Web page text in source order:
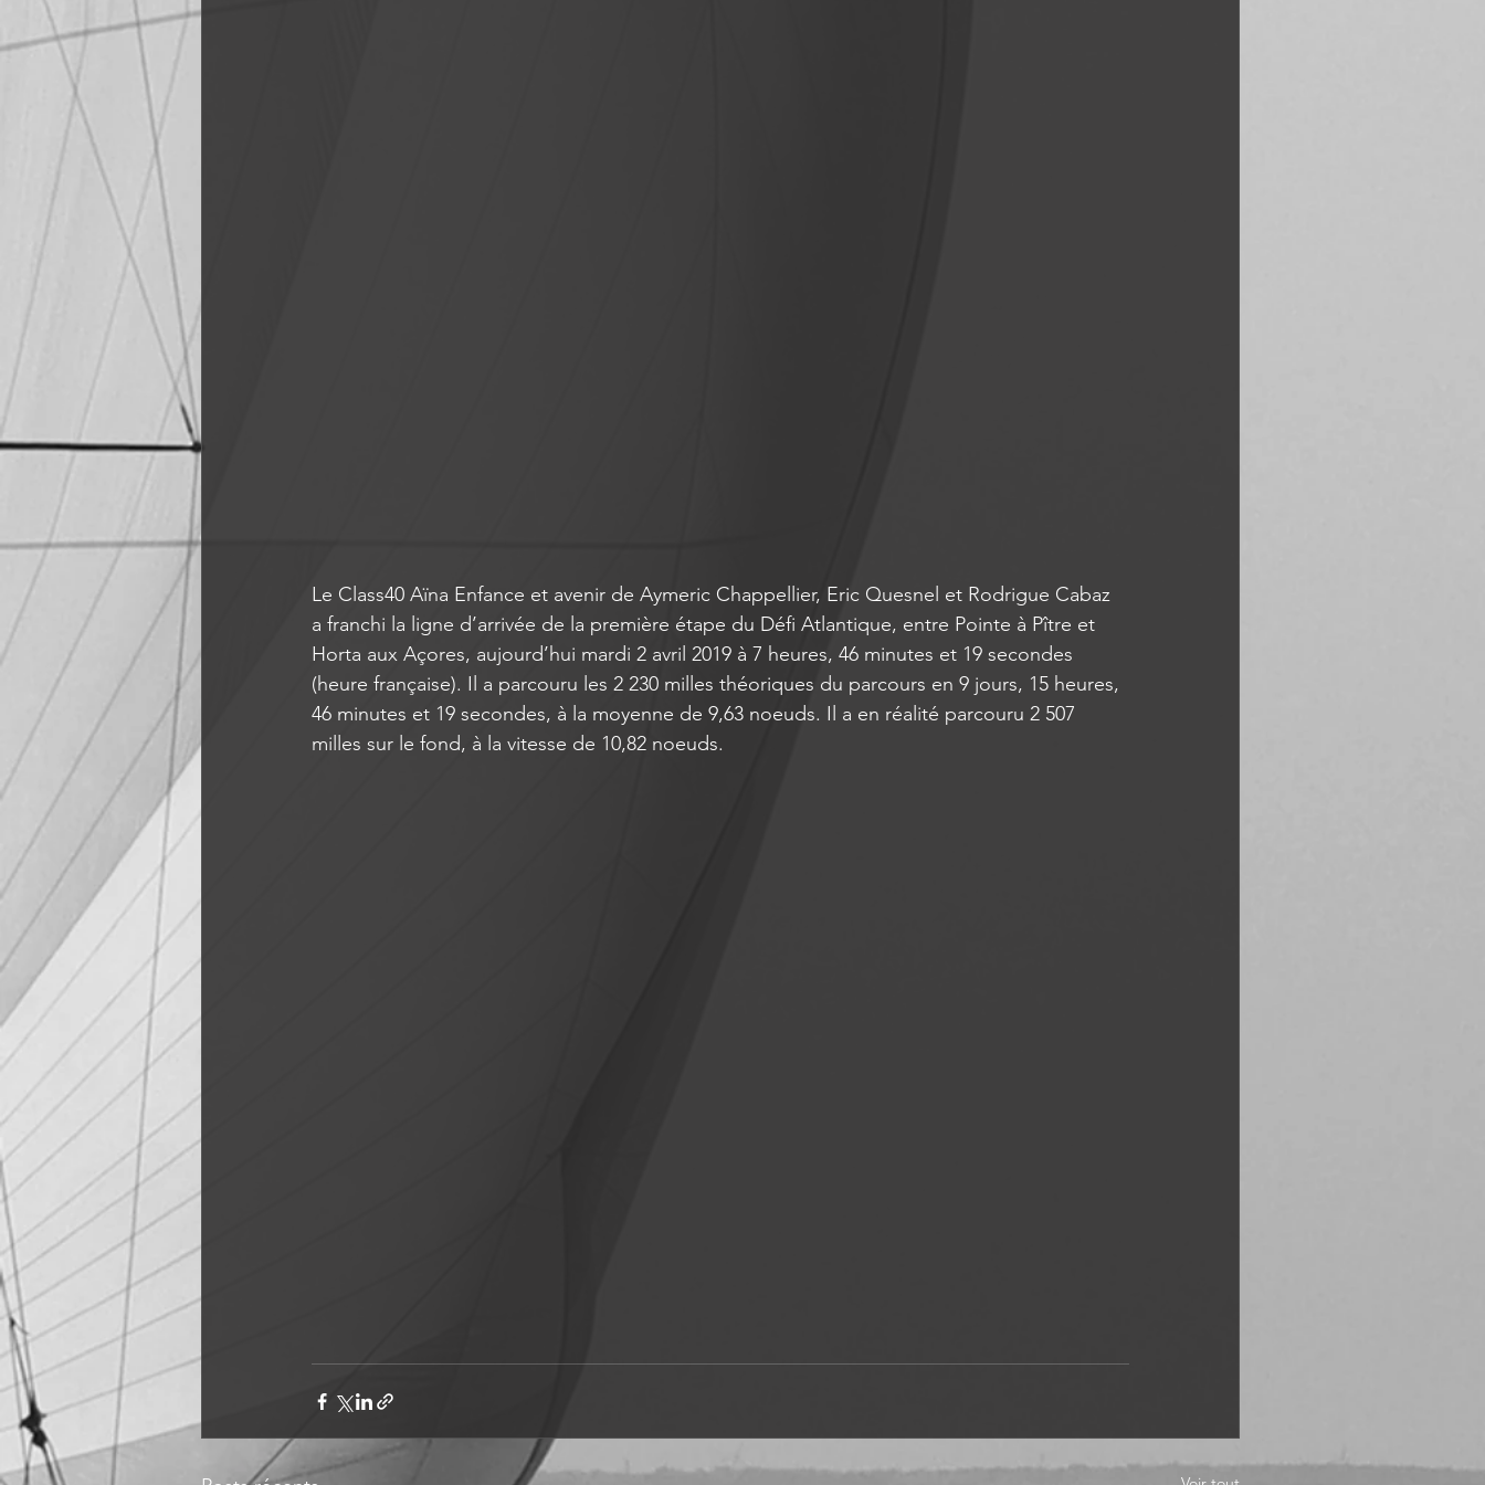
Le Class40 Aïna Enfance et avenir de Aymeric Chappellier, Eric Quesnel et Rodrigue Cabaz
a franchi la ligne d’arrivée de la première étape du Défi Atlantique, entre Pointe à Pître et
Horta aux Açores, aujourd’hui mardi 2 avril 2019 à 7 heures, 46 minutes et 19 secondes
(heure française). Il a parcouru les 2 230 milles théoriques du parcours en 9 jours, 15 heures,
46 minutes et 19 secondes, à la moyenne de 9,63 noeuds. Il a en réalité parcouru 2 507
milles sur le fond, à la vitesse de 10,82 noeuds.